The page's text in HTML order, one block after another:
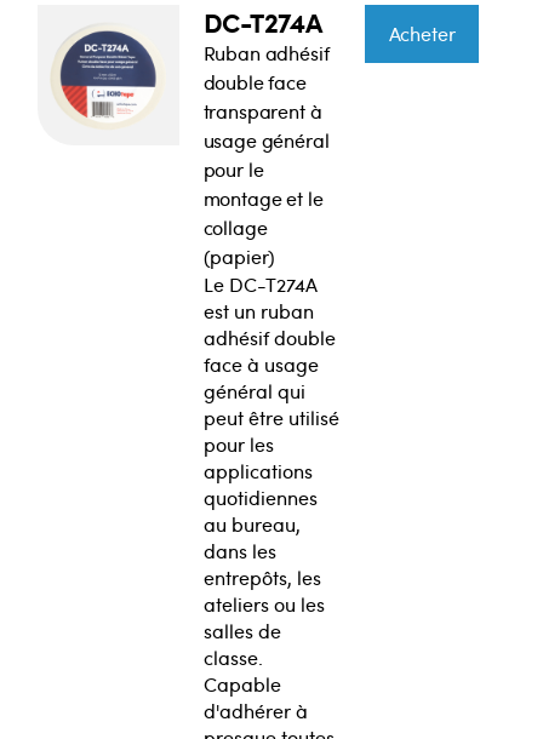
DC-T274A
Ruban adhésif
double face
transparent à
usage général
pour le
montage et le
collage
(papier)
Le DC-T274A
est un ruban
adhésif double
face à usage
général qui
peut être utilisé
pour les
applications
quotidiennes
au bureau,
dans les
entrepôts, les
ateliers ou les
salles de
classe.
Capable
d'adhérer à
Acheter